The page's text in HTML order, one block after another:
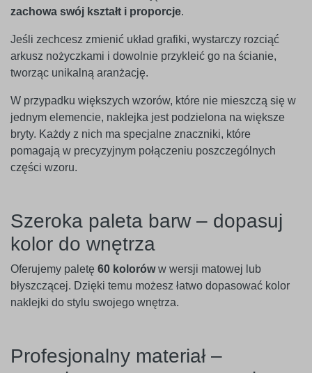
zachowa swój kształt i proporcje.
Jeśli zechcesz zmienić układ grafiki, wystarczy rozciąć
arkusz nożyczkami i dowolnie przykleić go na ścianie,
tworząc unikalną aranżację.
W przypadku większych wzorów, które nie mieszczą się w
jednym elemencie, naklejka jest podzielona na większe
bryty. Każdy z nich ma specjalne znaczniki, które
pomagają w precyzyjnym połączeniu poszczególnych
części wzoru.
Szeroka paleta barw – dopasuj
kolor do wnętrza
Oferujemy paletę 60 koloróww wersji matowej lub
błyszczącej. Dzięki temu możesz łatwo dopasować kolor
naklejki do stylu swojego wnętrza.
Profesjonalny materiał –